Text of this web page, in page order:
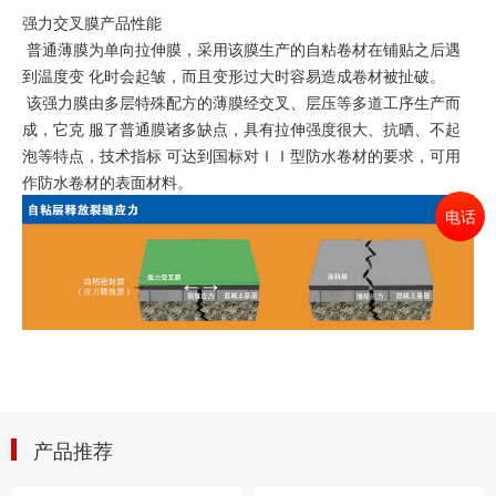
强力交叉膜产品性能
普通薄膜为单向拉伸膜，采用该膜生产的自粘卷材在铺贴之后遇
到温度变 化时会起皱，而且变形过大时容易造成卷材被扯破。
该强力膜由多层特殊配方的薄膜经交叉、层压等多道工序生产而
成，它克 服了普通膜诸多缺点，具有拉伸强度很大、抗晒、不起
泡等特点，技术指标 可达到国标对ＩＩ型防水卷材的要求，可用
作防水卷材的表面材料。
产品推荐
电话